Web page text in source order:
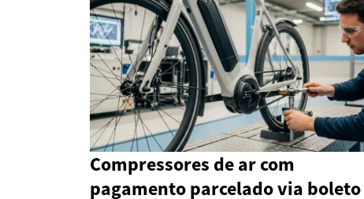
Compressores de ar com
pagamento parcelado via boleto